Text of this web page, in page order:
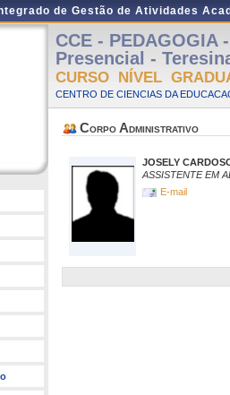
de Gestão de Atividades
CCE - PEDAGOGIA
Presencial -
CURSO NÍVEL
CENTRO DE CIENCIAS DA
Corpo Administrativo
JOSELY
ASSISTENTE EM
E-mail